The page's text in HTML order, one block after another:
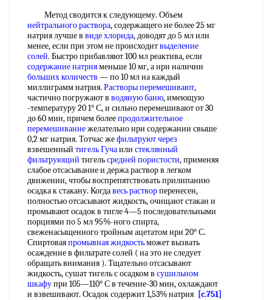
Метод сводится к следующему. Объем
нейтрального раствора, содержащего не более 25 мг
натрия лучше в виде хлорида, доводят до 5 мл или
менее, если при этом не происходитвыделение
солей. Быстро прибавляют 100 мл реактива, если
содержание натрияменьше 10 мг, а нри наличии
больших количеств — по 10 мл на каждый
миллиграмм натрия. Растворы перемешивают,
частично погружают в водяную баню, имеющую
-температуру 20 1° С, и сильно перемешивают от 30
до 60 мин, причем болеепродолжительное
перемешиваниежелательно нри содержании свыше
0,2 мг натрия. Тотчас жефильтруют через
взвешенный тигель Гучаили стеклянный
фильтрующий тигельсредней пористости, применяя
слабое отсасывание и держа раствор в легком
движении, чтобы воспрепятствовать прилипанию
осадка к стакану. Когдавесь растворперенесен,
полностью отсасывают жидкость, очищают стакан и
промывают осадок в тигле 4—5 последовательными
порциями по 5 мл 95%-ного спирта,
свеженасыщенного тройным ацетатом нри 20° С.
Спиртоваяпромывная жидкостьможет вызвать
осаждение в фильтрате солей ( на это не следует
обращать внимания ). Тщательно отсасывают
жидкость, сушат тигель с осадком в сушильном
шкафупри 105—110° С в течение-30 мин, охлаждают
и взвешивают. Осадок содержит 1,53% натрия [c.751]